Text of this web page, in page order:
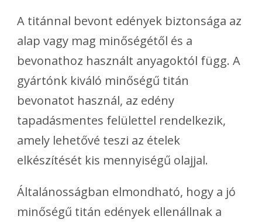
A titánnal bevont edények biztonsága az
alap vagy mag minőségétől és a
bevonathoz használt anyagoktól függ. A
gyártónk kiváló minőségű titán
bevonatot használ, az edény
tapadásmentes felülettel rendelkezik,
amely lehetővé teszi az ételek
elkészítését kis mennyiségű olajjal.
Általánosságban elmondható, hogy a jó
minőségű titán edények ellenállnak a